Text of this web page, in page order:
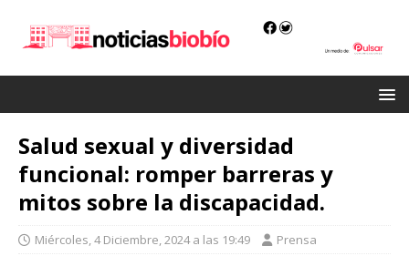
Salud sexual y diversidad
funcional: romper barreras y
mitos sobre la discapacidad.
Miércoles, 4 Diciembre, 2024 a las 19:49 Prensa